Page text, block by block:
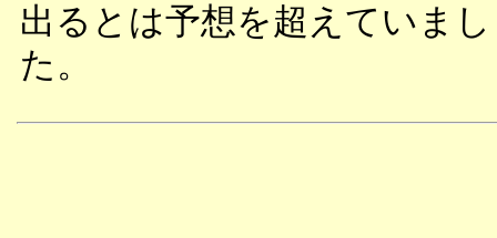
出るとは予想を超えていまし
た。